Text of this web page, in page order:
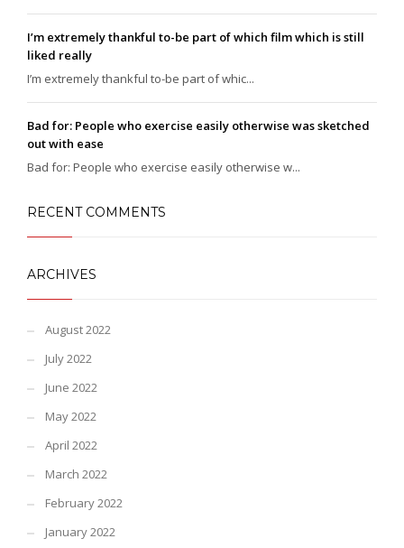
I’m extremely thankful to-be part of which film which is still
liked really
I’m extremely thankful to-be part of whic...
Bad for: People who exercise easily otherwise was sketched
out with ease
Bad for: People who exercise easily otherwise w...
RECENT COMMENTS
ARCHIVES
August 2022
July 2022
June 2022
May 2022
April 2022
March 2022
February 2022
January 2022